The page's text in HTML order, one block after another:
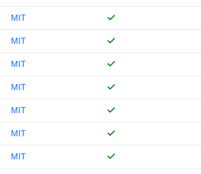
MIT
MIT
MIT
MIT
MIT
MIT
MIT